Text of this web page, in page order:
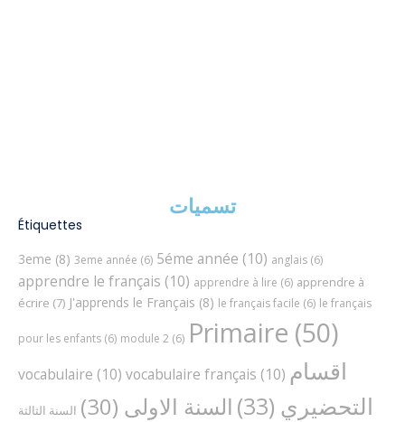
تسميات
Étiquettes
3eme (8) 3eme année (6) 5éme année (10) anglais (6)
apprendre le français (10) apprendre à lire (6) apprendre à
écrire (7) J'apprends le Français (8) le français facile (6) le français
pour les enfants (6) module 2 (6) Primaire (50)
vocabulaire (10) vocabulaire français (10) اقسام
التحضيري (33) السنة الاولى (30)
السنة الثالثة